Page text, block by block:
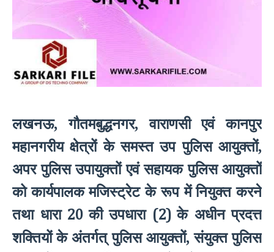
लखनऊ, गौतमबुद्धनगर, वाराणसी एवं कानपुर
महानगरीय क्षेत्रों के समस्त उप पुलिस आयुक्तों,
अपर पुलिस उपायुक्तों एवं सहायक पुलिस आयुक्तों
को कार्यपालक मजिस्ट्रेट के रूप में नियुक्त करने
तथा धारा20की उपधारा (2)के अधीन प्रदत्त
शक्तियों के अंतर्गत् पुलिस आयुक्तों, संयुक्त पुलिस